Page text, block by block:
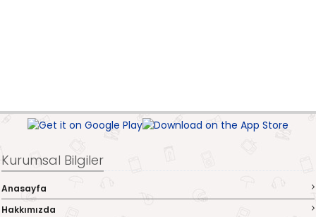
Kurumsal Bilgiler
Anasayfa
Hakkımızda